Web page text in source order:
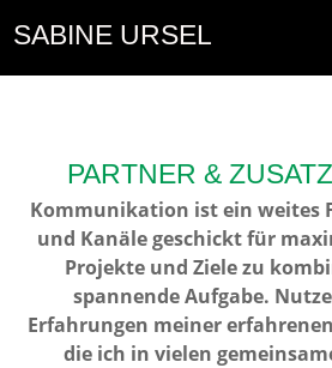
SABINE URSEL
PARTNER &
Kommunikation ist ein weites
und Kanäle geschickt für
Projekte und Ziele zu
spannende Aufgabe.
Erfahrungen meiner
die ich in vielen